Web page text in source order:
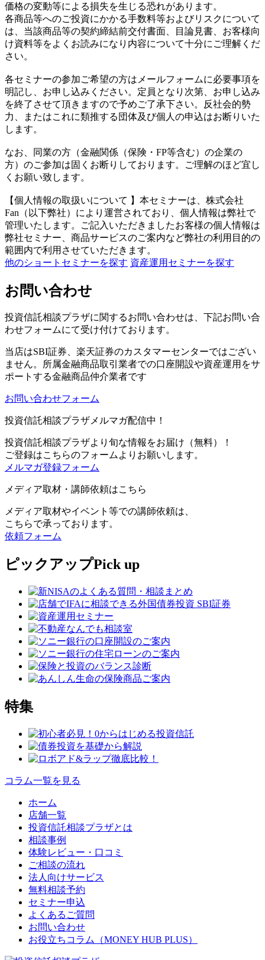
価格の変動等による損失を生じる恐れがあります。
各商品等へのご投資にかかる手数料等およびリスクについて
は、当該商品等の契約締結前交付書面、目論見書、お客様向
け資料等をよくお読みになり内容について十分にご理解くだ
さい。
各セミナーの参加ご希望の方はメールフォームに必要事項を
明記し、お申し込みください。定員となり次第、お申し込み
を終了させて頂きますので予めご了承下さい。反社会的勢
力、またはこれに類推する団体及び個人の申込はお断りいた
します。
なお、同業の方（金融関係（保険・FP等含む）の企業の
方）のご参加は固くお断りしております。ご理解のほど宜し
くお願い致します。
【個人情報の取扱いについて 】本セミナーは、株式会社
Fan（以下弊社）により運営されており、個人情報は弊社で
管理いたします。ご記入いただきましたお客様の個人情報は
弊社セミナー、商品サービスのご案内など弊社の利用目的の
範囲内で利用させていただきます。
他のショートセミナーを探す 資産運用セミナーを探す
お問い合わせ
投資信託相談プラザに関するお問い合わせは、下記お問い合
わせフォームにて受け付けております。
当店はSBI証券、楽天証券のカスタマーセンターではござい
ません。 所属金融商品取引業者での口座開設や資産運用をサ
ポートする金融商品仲介業者です
お問い合わせフォーム
投資信託相談プラザメルマガ配信中！
投資信託相談プラザより旬な情報をお届け（無料）！
ご登録はこちらのフォームよりお願いします。
メルマガ登録フォーム
メディア取材・講師依頼はこちら
メディア取材やイベント等での講師依頼は、
こちらで承っております。
依頼フォーム
ピックアップPick up
特集
コラム一覧を見る
ホーム
店舗一覧
投資信託相談プラザとは
相談事例
体験レビュー・口コミ
ご相談の流れ
法人向けサービス
無料相談予約
セミナー申込
よくあるご質問
お問い合わせ
お役立ちコラム（MONEY HUB PLUS）